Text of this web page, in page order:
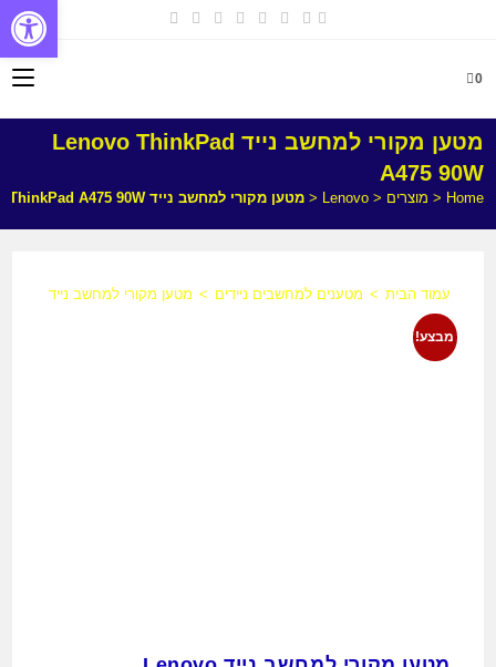
0
מטען מקורי למחשב נייד Lenovo ThinkPad
A475 90W
Home
< מוצרים <
Lenovo
<מטען מקורי למחשב נייד Lenovo ThinkPad A475 90W
עמוד הבית > מטענים למחשבים ניידים > מטען מקורי למחשב נייד Lenovo ThinkPad A475 90W
מבצע!